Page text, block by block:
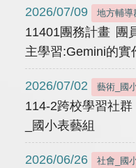
2026/07/09 地方輔導
11401團務計畫 團
主學習:Gemini的實
2026/07/02 藝術_國
114-2跨校學習社群
_國小表藝組
2026/06/26 社會_國